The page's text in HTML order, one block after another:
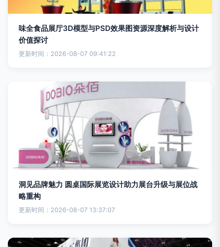
味全食品展厅3D模型与PSD效果图资源深度解析与设计
价值探讨
更新时间：2026-08-07 09:41:22
洞见品牌魅力 圆桌国际展览设计助力展台升级与展位战
略重构
更新时间：2026-08-07 13:37:07